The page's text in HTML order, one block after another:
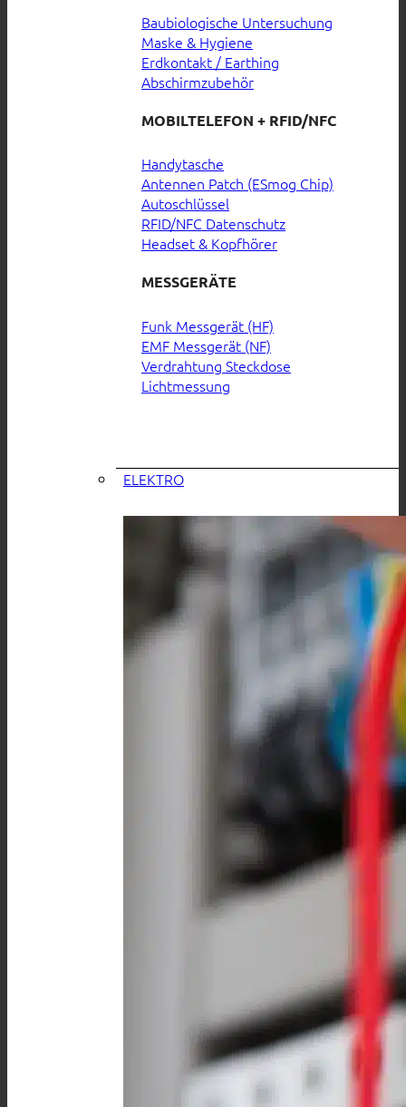
Baubiologische Untersuchung
Maske & Hygiene
Erdkontakt / Earthing
Abschirmzubehör
MOBILTELEFON + RFID/NFC
Handytasche
Antennen Patch (ESmog Chip)
Autoschlüssel
RFID/NFC Datenschutz
Headset & Kopfhörer
MESSGERÄTE
Funk Messgerät (HF)
EMF Messgerät (NF)
Verdrahtung Steckdose
Lichtmessung
ELEKTRO